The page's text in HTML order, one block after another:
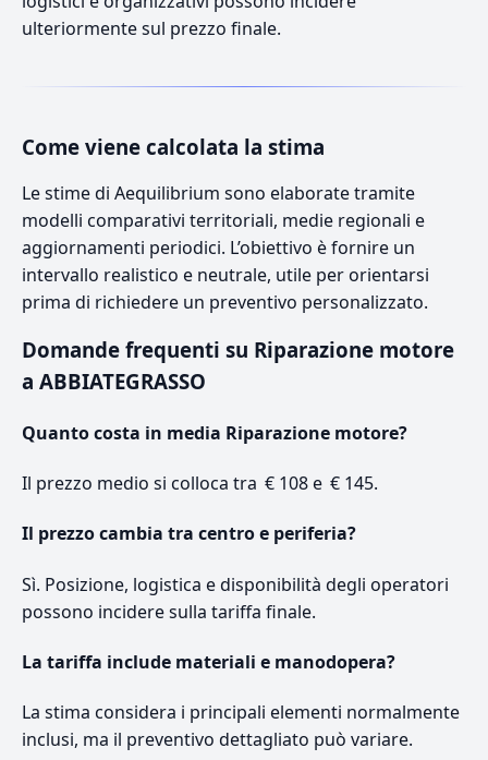
ulteriormente sul prezzo finale.
Come viene calcolata la stima
Le stime di Aequilibrium sono elaborate tramite
modelli comparativi territoriali, medie regionali e
aggiornamenti periodici. L’obiettivo è fornire un
intervallo realistico e neutrale, utile per orientarsi
prima di richiedere un preventivo personalizzato.
Domande frequenti su Riparazione motore
a ABBIATEGRASSO
Quanto costa in media Riparazione motore?
Il prezzo medio si colloca tra € 108 e € 145.
Il prezzo cambia tra centro e periferia?
Sì. Posizione, logistica e disponibilità degli operatori
possono incidere sulla tariffa finale.
La tariffa include materiali e manodopera?
La stima considera i principali elementi normalmente
inclusi, ma il preventivo dettagliato può variare.